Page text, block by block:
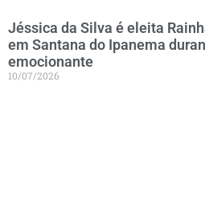
Jéssica da Silva é eleita
em Santana do Ipanema
emocionante
10/07/2026